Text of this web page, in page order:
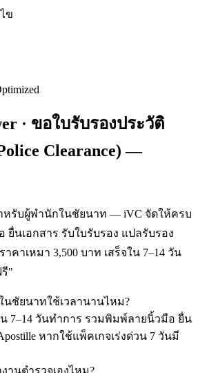
ข
· ขอใบรับรองประวัติ
Clearance) —
สำหรับผู้พำนักในชัยนาท — iVC จัดให้ครบ
นเอกสาร รับใบรับรอง แปลรับรอง
าคาเหมา 3,500 บาท เสร็จใน 7–14 วัน
"
ในชัยนาทใช้เวลานานไหม?
7–14 วันทำการ รวมพิมพ์ลายนิ้วมือ ยื่น
หากใช้แพ็คเกจเร่งด่วน 7 วันมี
านตำรวจเองไหม?